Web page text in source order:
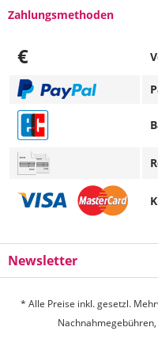
Zahlungsmethoden
€
Newsletter
* Alle Preise inkl. gesetzl.